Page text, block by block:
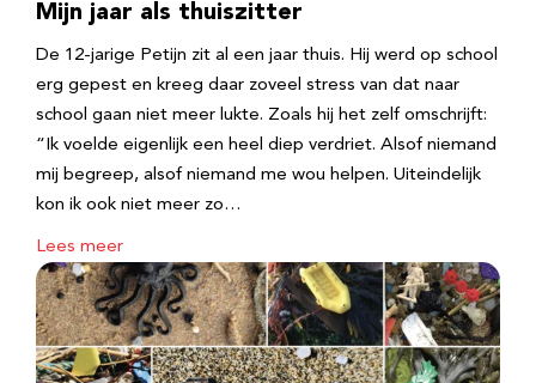
Mijn jaar als thuiszitter
De 12-jarige Petijn zit al een jaar thuis. Hij werd op school
erg gepest en kreeg daar zoveel stress van dat naar
school gaan niet meer lukte. Zoals hij het zelf omschrijft:
“Ik voelde eigenlijk een heel diep verdriet. Alsof niemand
mij begreep, alsof niemand me wou helpen. Uiteindelijk
kon ik ook niet meer zo…
Lees meer